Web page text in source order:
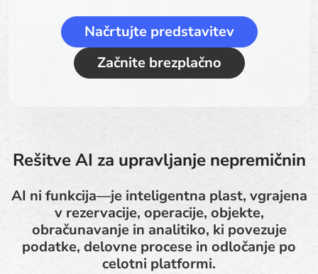
Načrtujte predstavitev
Začnite brezplačno
Rešitve AI za upravljanje nepremičnin
AI ni funkcija—je inteligentna plast, vgrajena
v rezervacije, operacije, objekte,
obračunavanje in analitiko, ki povezuje
podatke, delovne procese in odločanje po
celotni platformi.